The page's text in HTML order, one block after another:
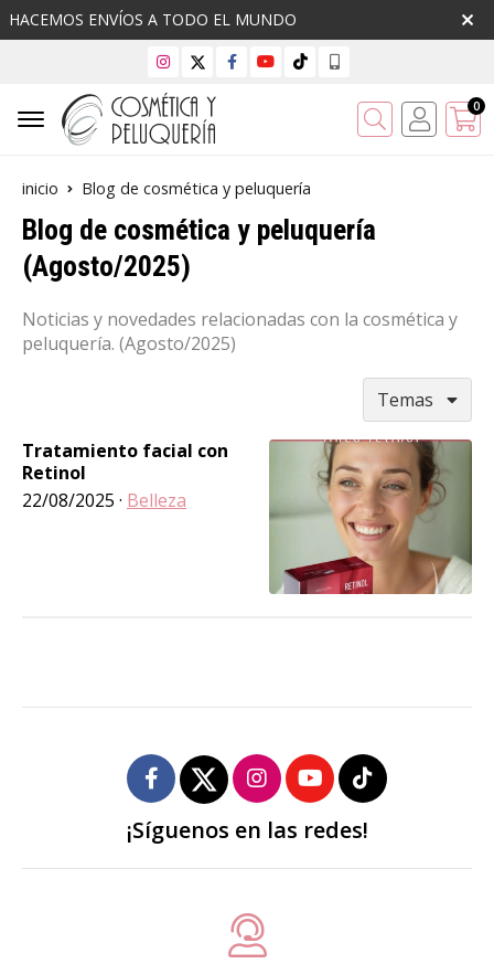
HACEMOS ENVÍOS A TODO EL MUNDO
Buscar 0
inicio Blog de cosmética y peluquería
Blog de cosmética y peluquería
(Agosto/2025)
Noticias y novedades relacionadas con la cosmética y
peluquería. (Agosto/2025)
Temas
Tratamiento facial con
Retinol
22/08/2025 · Belleza
¡Síguenos en las redes!